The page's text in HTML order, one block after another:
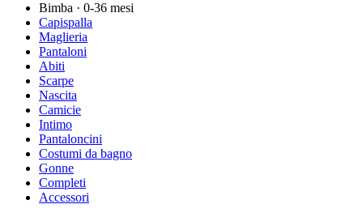
Bimba · 0-36 mesi
Capispalla
Maglieria
Pantaloni
Abiti
Scarpe
Nascita
Camicie
Intimo
Pantaloncini
Costumi da bagno
Gonne
Completi
Accessori